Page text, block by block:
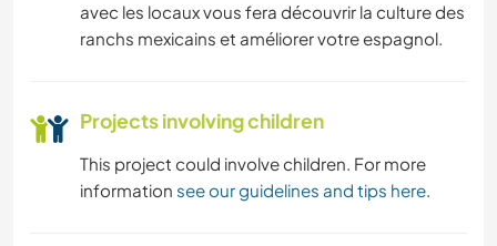
avec les locaux vous fera découvrir la culture des
ranchs mexicains et améliorer votre espagnol.
Projects involving children
This project could involve children. For more
information see our guidelines and tips here.